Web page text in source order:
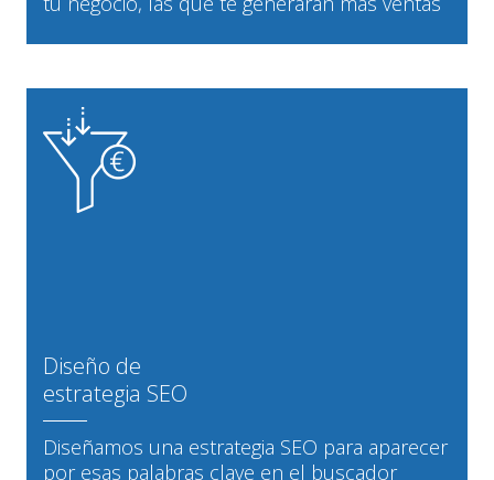
Diseño de
estrategia SEO
Diseñamos una estrategia SEO para aparecer
por esas palabras clave en el buscador